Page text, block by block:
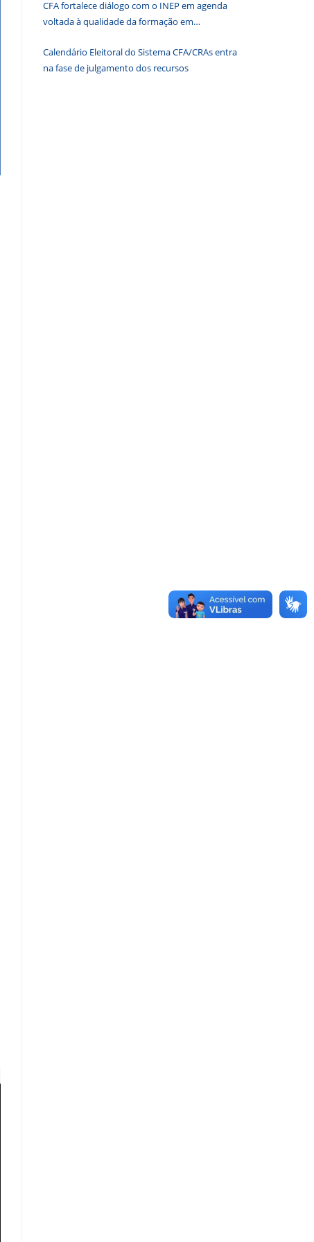
CFA fortalece diálogo com o INEP em agenda
voltada à qualidade da formação em
Calendário Eleitoral do Sistema CFA/CRAs entra
na fase de julgamento dos recursos